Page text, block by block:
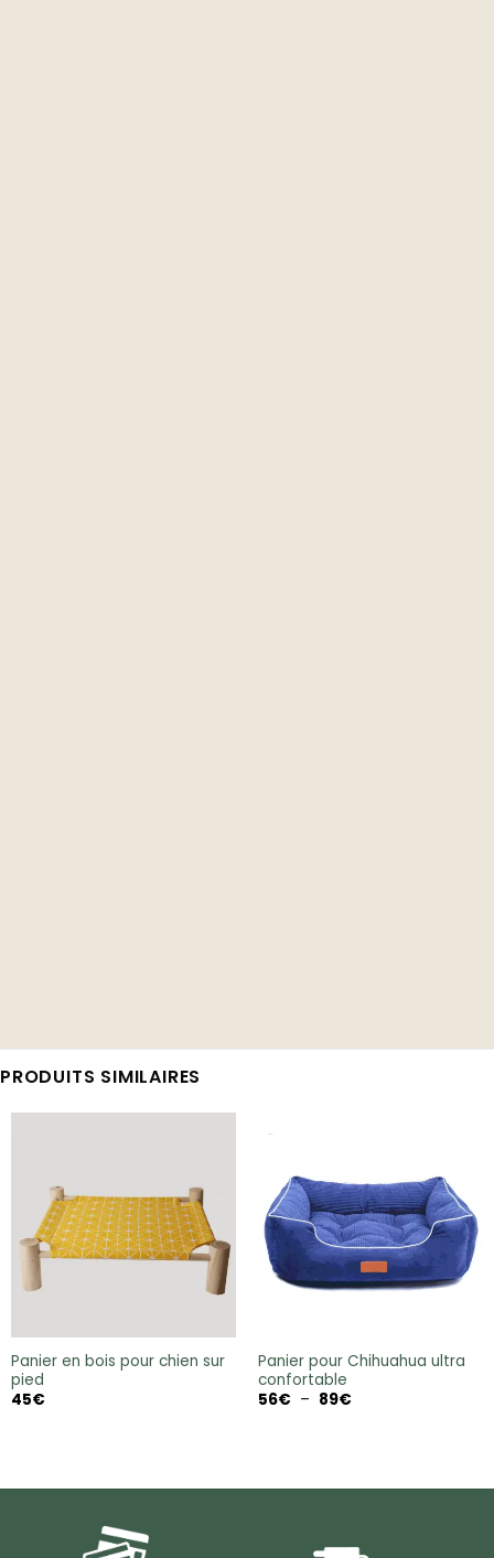
PRODUITS SIMILAIRES
Panier en bois pour chien sur
pied
45€
Panier pour Chihuahua ultra
confortable
56€ – 89€Plage